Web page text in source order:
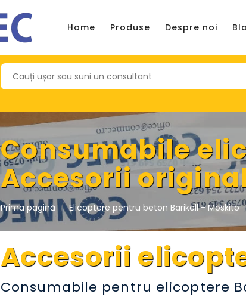
Home Produse Despre noi
Consumabile
Accesorii
Prima pagină Elicoptere pentru beton Barikell - Moskito
Accesorii
Consumabile pentru elicoptere